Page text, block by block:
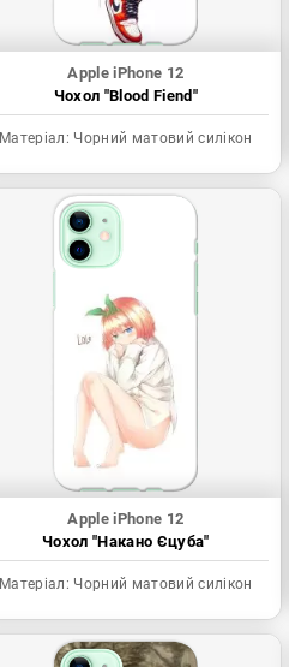
Apple iPhone 12
Чохол "Blood Fiend"
Матеріал: Чорний матовий силікон
Apple iPhone 12
Чохол "Накано Єцуба"
Матеріал: Чорний матовий силікон